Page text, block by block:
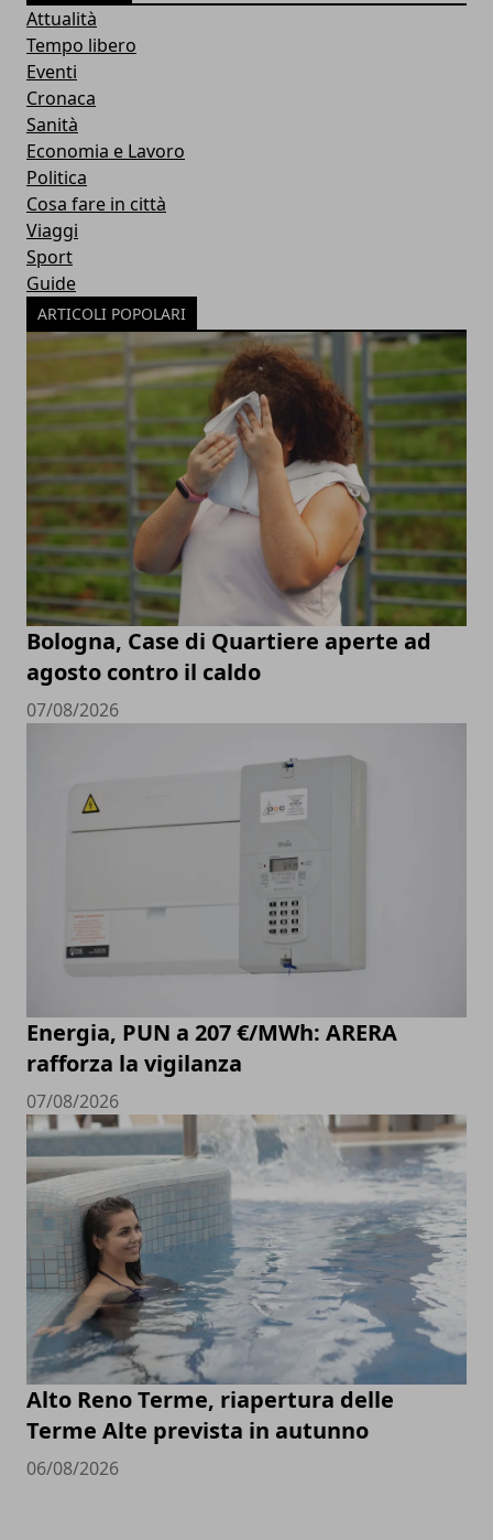
Attualità
Tempo libero
Eventi
Cronaca
Sanità
Economia e Lavoro
Politica
Cosa fare in città
Viaggi
Sport
Guide
ARTICOLI POPOLARI
Bologna, Case di Quartiere aperte ad
agosto contro il caldo
07/08/2026
Energia, PUN a 207 €/MWh: ARERA
rafforza la vigilanza
07/08/2026
Alto Reno Terme, riapertura delle
Terme Alte prevista in autunno
06/08/2026